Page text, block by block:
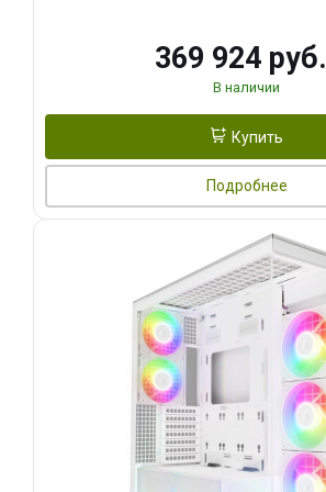
369 924 руб.
В наличии
Купить
Подробнее